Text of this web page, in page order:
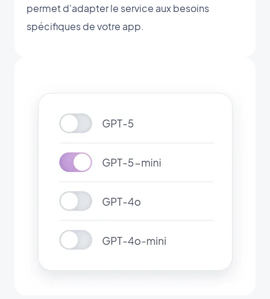
permet d'adapter le service aux besoins
spécifiques de votre app.